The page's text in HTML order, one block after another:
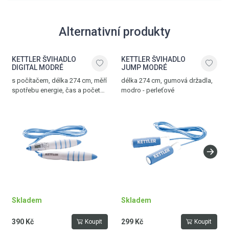
Alternativní produkty
KETTLER ŠVIHADLO
DIGITAL MODRÉ
s počítačem, délka 274 cm, měří
spotřebu energie, čas a počet
Skladem
390 Kč Koupit
KETTLER ŠVIHADLO
JUMP MODRÉ
délka 274 cm, gumová držadla,
modro - perleťové
Skladem
299 Kč Koupit